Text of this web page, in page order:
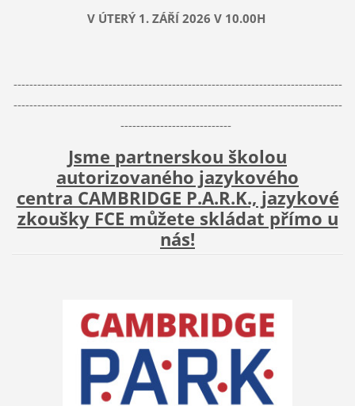
V ÚTERÝ 1. ZÁŘÍ 2026 V 10.00H
-----------------------------------------------------------------------------------
-----------------------------------------------------------------------------------
----------------------------
Jsme partnerskou školou
autorizovaného jazykového
centra CAMBRIDGE P.A.R.K., jazykové
zkoušky FCE můžete skládat přímo u
nás!